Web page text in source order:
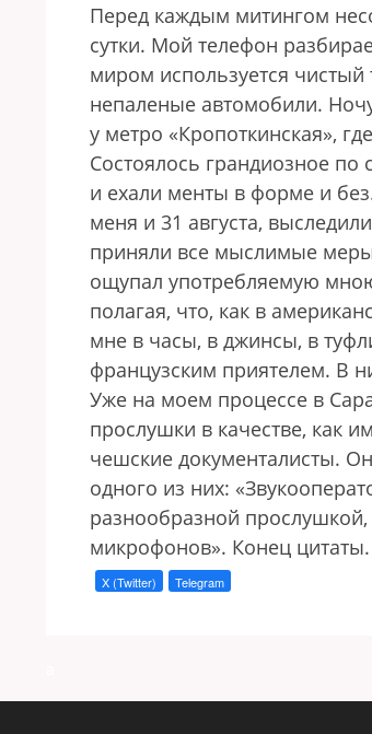
Перед каждым митингом
сутки. Мой телефон
миром используется
непаленые автомобили.
у метро «Кропоткинская»,
Состоялось грандиозное
и ехали менты в форме и
меня и 31 августа,
приняли все мыслимые меры
ощупал употребляемую
полагая, что, как в
мне в часы, в джинсы, в
французским приятелем. В
Уже на моем процессе в
прослушки в качестве, как
чешские документалисты.
одного из них:
разнообразной
микрофонов». Конец цитаты.
X (Twitter) Telegram